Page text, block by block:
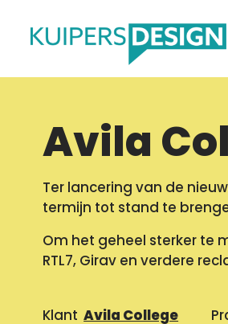
Avila
Ter lancering van de
termijn tot stand te
Om het geheel sterker te
RTL7, Girav en verdere
Klant Avila College